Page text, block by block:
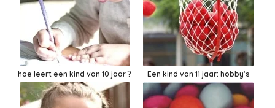
hoe leert een kind van 10 jaar ? Een kind van 11 jaar: hobby’s